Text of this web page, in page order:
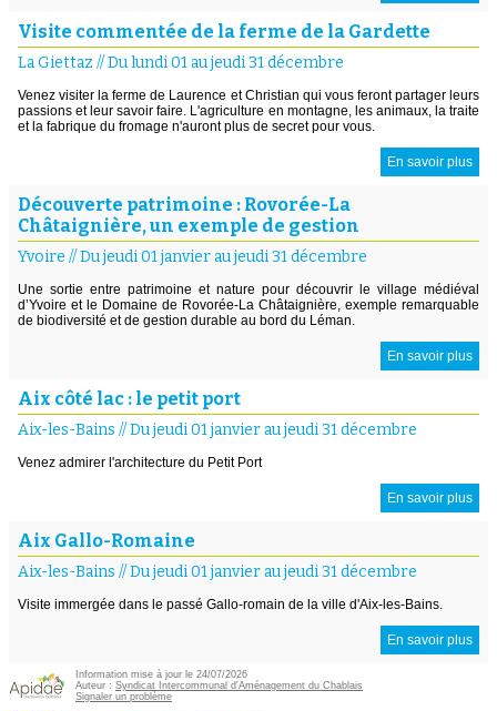
Visite commentée de la ferme de la Gardette
La Giettaz //Du lundi 01 au jeudi 31 décembre
Venez visiter la ferme de Laurence et Christian qui vous feront partager leurs
passions et leur savoir faire. L'agriculture en montagne, les animaux, la traite
et la fabrique du fromage n'auront plus de secret pour vous.
En savoir plus
Découverte patrimoine : Rovorée-La
Châtaignière, un exemple de gestion
Yvoire //Du jeudi 01 janvier au jeudi 31 décembre
Une sortie entre patrimoine et nature pour découvrir le village médiéval
d’Yvoire et le Domaine de Rovorée-La Châtaignière, exemple remarquable
de biodiversité et de gestion durable au bord du Léman.
En savoir plus
Aix côté lac : le petit port
Aix-les-Bains //Du jeudi 01 janvier au jeudi 31 décembre
Venez admirer l'architecture du Petit Port
En savoir plus
Aix Gallo-Romaine
Aix-les-Bains //Du jeudi 01 janvier au jeudi 31 décembre
Visite immergée dans le passé Gallo-romain de la ville d'Aix-les-Bains.
En savoir plus
Information mise à jour le 24/07/2026
Auteur : Syndicat Intercommunal d'Aménagement du Chablais
Signaler un problème